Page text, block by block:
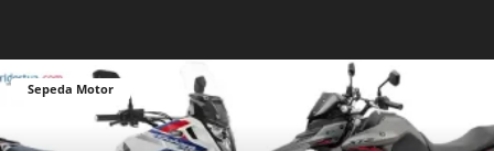
Sepeda Motor